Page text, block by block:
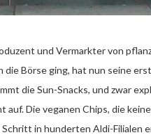
und Vermarkter von
Börse ging, hat nun seine
die Sun-Snacks, und zwar
auf. Die veganen Chips, die
in hunderten Aldi-Filialen